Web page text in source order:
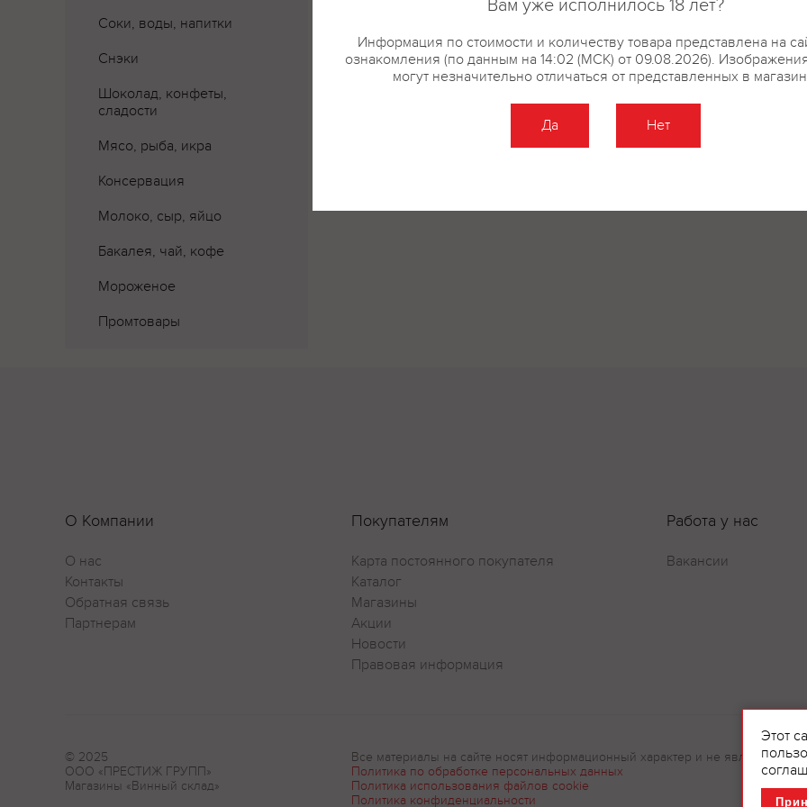
Соки, воды, напитки
Снэки
Шоколад, конфеты,
сладости
Мясо, рыба, икра
Консервация
Молоко, сыр, яйцо
Бакалея, чай, кофе
Мороженое
Промтовары
О Компании
О нас
Контакты
Обратная связь
Партнерам
Покупателям
Карта постоянного покупателя
Каталог
Магазины
Акции
Новости
Правовая информация
Работа у нас
Вакансии
© 2025
ООО «ПРЕСТИЖ ГРУПП»
Магазины «Винный склад»
Все материалы на сайте носят информационный характер и не являются
Политика по обработке персональных данных
Политика использования файлов cookie
Политика конфиденциальности
Этот
Вам уже исполнилось 18 лет?
Информация по стоимости и количеству товара представлена на
ознакомления (по данным на 14:02 (МСК) от 09.08.2026).
могут незначительно отличаться от представленных в
Да Нет